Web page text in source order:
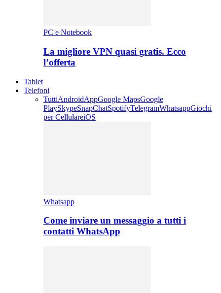
PC e Notebook
La migliore VPN quasi gratis. Ecco
l’offerta
Tablet
Telefoni
TuttiAndroidAppGoogle MapsGoogle
PlaySkypeSnapChatSpotifyTelegramWhatsappGiochi
per CellulareiOS
Whatsapp
Come inviare un messaggio a tutti i
contatti WhatsApp